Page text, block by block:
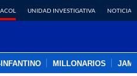
UNIDAD INVESTIGATIVA NOTICIAS
MILLONARIOS